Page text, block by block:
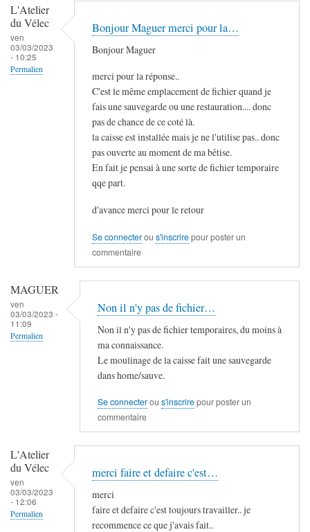
L'Atelier
du Vélec
ven
03/03/2023
- 10:25
Permalien
Bonjour Maguer merci pour la…
Bonjour Maguer
merci pour la réponse..
C'est le même emplacement de fichier quand je
fais une sauvegarde ou une restauration.... donc
pas de chance de ce coté là.
la caisse est installée mais je ne l'utilise pas.. donc
pas ouverte au moment de ma bêtise.
En fait je pensai à une sorte de fichier temporaire
qqe part.
d'avance merci pour le retour
Se connecterou s'inscrirepour poster un
commentaire
MAGUER
ven
03/03/2023 -
11:09
Permalien
Non il n'y pas de fichier…
Non il n'y pas de fichier temporaires, du moins à
ma connaissance.
Le moulinage de la caisse fait une sauvegarde
dans home/sauve.
Se connecterou s'inscrirepour poster un
commentaire
L'Atelier
du Vélec
ven
03/03/2023
- 12:06
Permalien
merci faire et defaire c'est…
merci
faire et defaire c'est toujours travailler.. je
recommence ce que j'avais fait..